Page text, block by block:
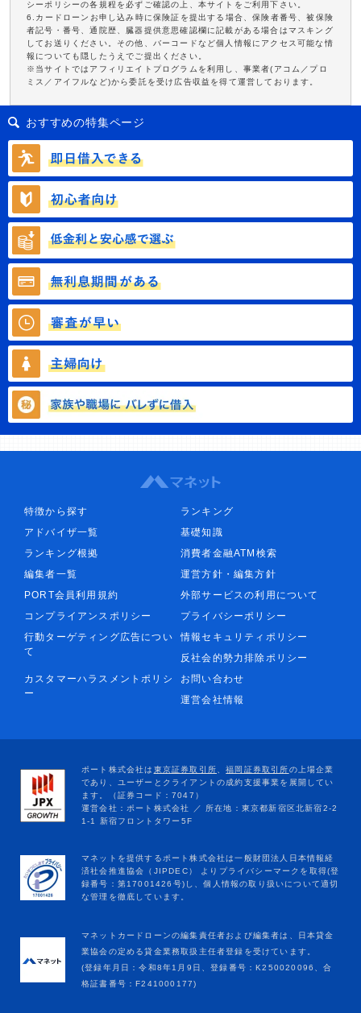
シーポリシーの各規程を必ずご確認の上、本サイトをご利用下さい。
6.カードローンお申し込み時に保険証を提出する場合、保険者番号、被保険
者記号・番号、通院歴、臓器提供意思確認欄に記載がある場合はマスキング
してお送りください。その他、バーコードなど個人情報にアクセス可能な情
報についても隠したうえでご提出ください。
※当サイトではアフィリエイトプログラムを利用し、事業者(アコム／プロ
ミス／アイフルなど)から委託を受け広告収益を得て運営しております。
おすすめの特集ページ
特徴から探す
ランキング
アドバイザ一覧
基礎知識
ランキング根拠
消費者金融ATM検索
編集者一覧
運営方針・編集方針
PORT会員利用規約
外部サービスの利用について
コンプライアンスポリシー
プライバシーポリシー
行動ターゲティング広告につい
て
情報セキュリティポリシー
反社会的勢力排除ポリシー
カスタマーハラスメントポリシ
ー
お問い合わせ
運営会社情報
マネットカードローンの編集責任者および編集者は、日本貸金
業協会の定める貸金業務取扱主任者登録を受けています。
(登録年月日：令和8年1月9日、登録番号：K250020096、合
格証書番号：F241000177)